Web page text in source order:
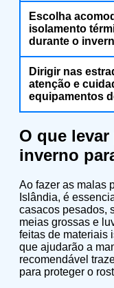
Escolha
isolamento
durante o
Dirigir nas
atenção e
equipamentos
O que
inverno
Ao fazer as malas
Islândia, é
casacos pesados,
meias grossas e
feitas de materiais
que ajudarão a
recomendável
para proteger o